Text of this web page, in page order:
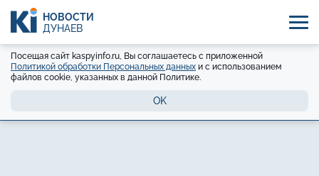
НОВОСТИ
ДУНАЕВ
Посещая сайт kaspyinfo.ru, Вы соглашаетесь с приложенной
Политикой обработки Персональных данных и с использованием
файлов cookie, указанных в данной Политике.
OK